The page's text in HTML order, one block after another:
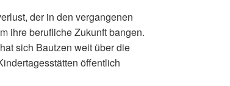
der in den vergangenen
ihre berufliche Zukunft bangen.
sich Bautzen weit über die
öffentlich